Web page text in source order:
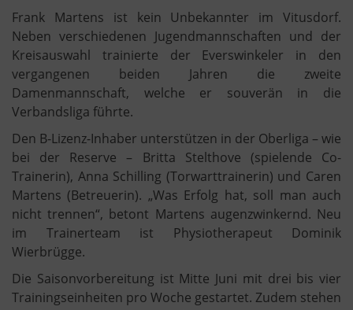
Frank Martens ist kein Unbekannter im Vitusdorf.
Neben verschiedenen Jugendmannschaften und der
Kreisauswahl trainierte der Everswinkeler in den
vergangenen beiden Jahren die zweite
Damenmannschaft, welche er souverän in die
Verbandsliga führte.
Den B-Lizenz-Inhaber unterstützen in der Oberliga – wie
bei der Reserve – Britta Stelthove (spielende Co-
Trainerin), Anna Schilling (Torwarttrainerin) und Caren
Martens (Betreuerin). „Was Erfolg hat, soll man auch
nicht trennen“, betont Martens augenzwinkernd. Neu
im Trainerteam ist Physiotherapeut Dominik
Wierbrügge.
Die Saisonvorbereitung ist Mitte Juni mit drei bis vier
Trainingseinheiten pro Woche gestartet. Zudem stehen